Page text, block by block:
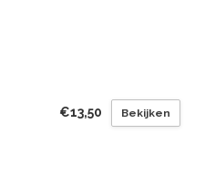
€13,50 Bekijken